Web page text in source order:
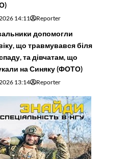
14:11 Reporter
допомогли
що травмувався біля
та дівчатам, що
на Синяку (ФОТО)
13:14 Reporter